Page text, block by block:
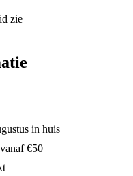
zie
in huis
€50